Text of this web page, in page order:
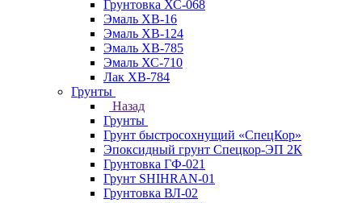
Грунтовка ХС-068
Эмаль ХВ-16
Эмаль ХВ-124
Эмаль ХВ-785
Эмаль ХС-710
Лак ХВ-784
Грунты
Назад
Грунты
Грунт быстросохнущий «СпецКор»
Эпоксидный грунт Спецкор-ЭП 2К
Грунтовка ГФ-021
Грунт SHIHRAN-01
Грунтовка ВЛ-02